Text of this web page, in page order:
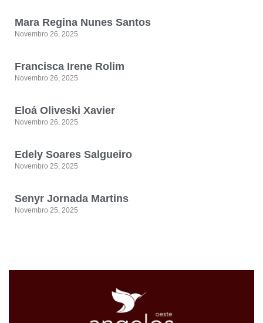
Mara Regina Nunes Santos
Novembro 26, 2025
Francisca Irene Rolim
Novembro 26, 2025
Eloá Oliveski Xavier
Novembro 26, 2025
Edely Soares Salgueiro
Novembro 25, 2025
Senyr Jornada Martins
Novembro 25, 2025